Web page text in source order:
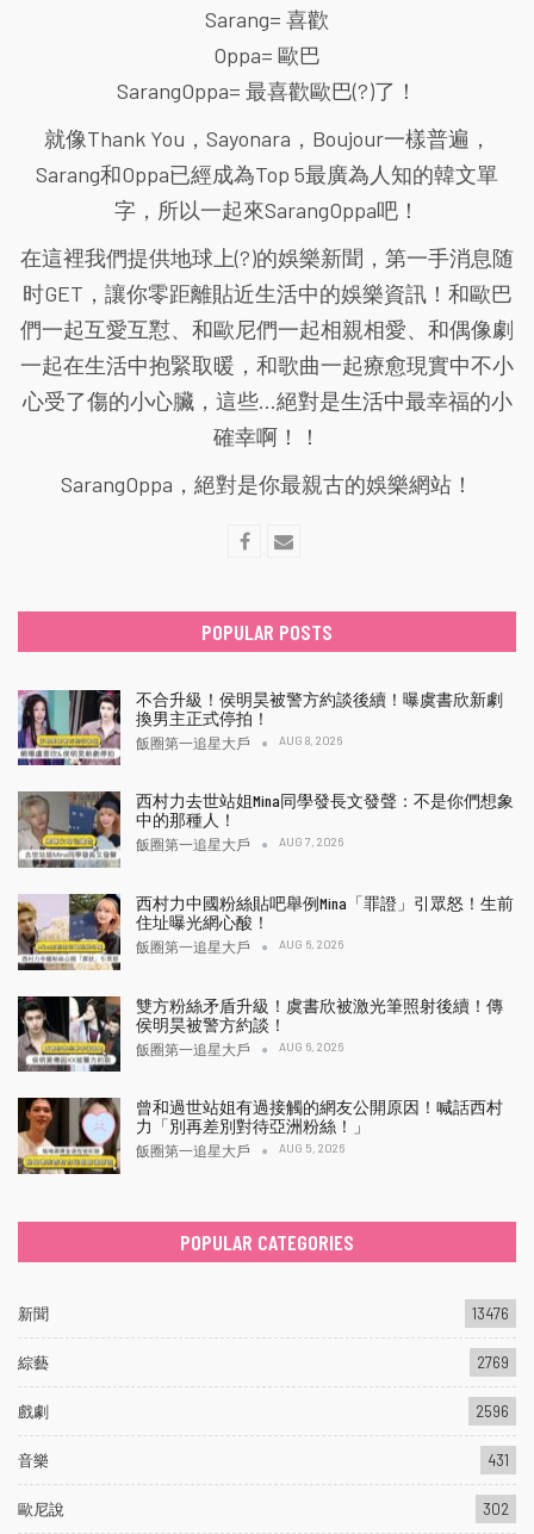
Sarang= 喜歡
Oppa= 歐巴
SarangOppa= 最喜歡歐巴(?)了！
就像Thank You，Sayonara，Boujour一樣普遍，
Sarang和Oppa已經成為Top 5最廣為人知的韓文單
字，所以一起來SarangOppa吧！
在這裡我們提供地球上(?)的娛樂新聞，第一手消息随
时GET，讓你零距離貼近生活中的娛樂資訊！和歐巴
們一起互愛互懟、和歐尼們一起相親相愛、和偶像劇
一起在生活中抱緊取暖，和歌曲一起療愈現實中不小
心受了傷的小心臟，這些...絕對是生活中最幸福的小
確幸啊！！
SarangOppa，絕對是你最親古的娛樂網站！
POPULAR POSTS
不合升級！侯明昊被警方約談後續！曝虞書欣新劇
換男主正式停拍！
飯圈第一追星大戶 AUG 8, 2026
西村力去世站姐Mina同學發長文發聲：不是你們想象
中的那種人！
飯圈第一追星大戶 AUG 7, 2026
西村力中國粉絲貼吧舉例Mina「罪證」引眾怒！生前
住址曝光網心酸！
飯圈第一追星大戶 AUG 6, 2026
雙方粉絲矛盾升級！虞書欣被激光筆照射後續！傳
侯明昊被警方約談！
飯圈第一追星大戶 AUG 6, 2026
曾和過世站姐有過接觸的網友公開原因！喊話西村
力「別再差別對待亞洲粉絲！」
飯圈第一追星大戶 AUG 5, 2026
POPULAR CATEGORIES
新聞 13476
綜藝 2769
戲劇 2596
音樂 431
歐尼說 302